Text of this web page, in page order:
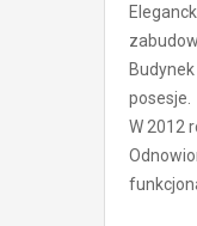
posesje.
W 2012